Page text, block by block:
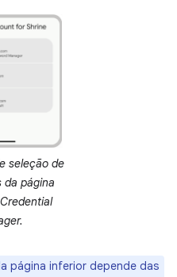
seleção de
da página
página inferior depende das